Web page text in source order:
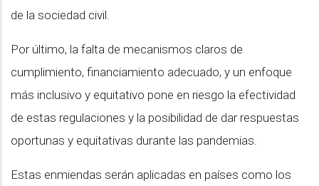
de la sociedad civil.
Por último, la falta de mecanismos claros de
cumplimiento, financiamiento adecuado, y un enfoque
más inclusivo y equitativo pone en riesgo la efectividad
de estas regulaciones y la posibilidad de dar respuestas
oportunas y equitativas durante las pandemias.
Estas enmiendas serán aplicadas en países como los